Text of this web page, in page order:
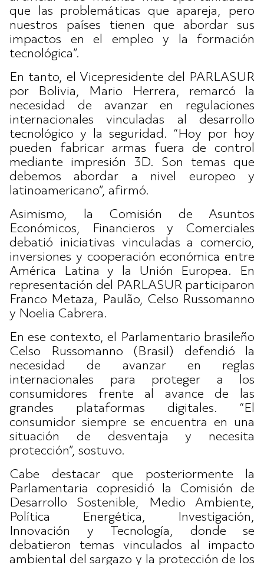
que las problemáticas que apareja, pero
nuestros países tienen que abordar sus
impactos en el empleo y la formación
tecnológica”.
En tanto, el Vicepresidente del PARLASUR
por Bolivia, Mario Herrera, remarcó la
necesidad de avanzar en regulaciones
internacionales vinculadas al desarrollo
tecnológico y la seguridad. “Hoy por hoy
pueden fabricar armas fuera de control
mediante impresión 3D. Son temas que
debemos abordar a nivel europeo y
latinoamericano”, afirmó.
Asimismo, la Comisión de Asuntos
Económicos, Financieros y Comerciales
debatió iniciativas vinculadas a comercio,
inversiones y cooperación económica entre
América Latina y la Unión Europea. En
representación del PARLASUR participaron
Franco Metaza, Paulão, Celso Russomanno
y Noelia Cabrera.
En ese contexto, el Parlamentario brasileño
Celso Russomanno (Brasil) defendió la
necesidad de avanzar en reglas
internacionales para proteger a los
consumidores frente al avance de las
grandes plataformas digitales. “El
consumidor siempre se encuentra en una
situación de desventaja y necesita
protección”, sostuvo.
Cabe destacar que posteriormente la
Parlamentaria copresidió la Comisión de
Desarrollo Sostenible, Medio Ambiente,
Política Energética, Investigación,
Innovación y Tecnología, donde se
debatieron temas vinculados al impacto
ambiental del sargazo y la protección de los